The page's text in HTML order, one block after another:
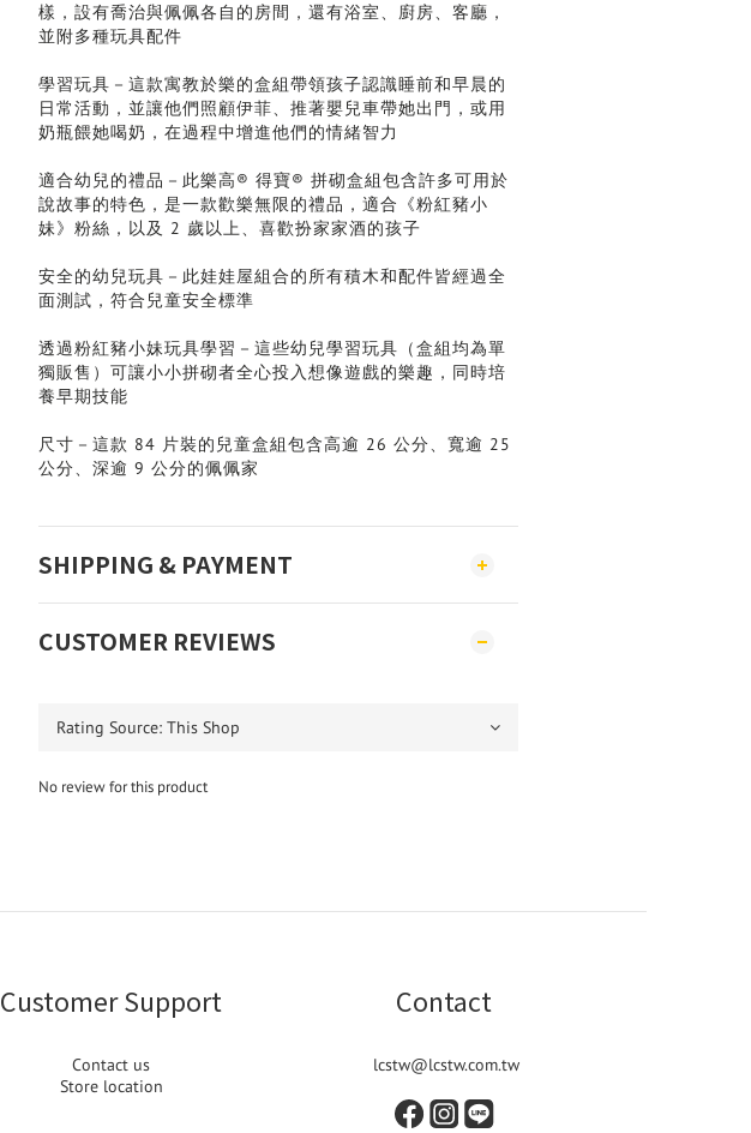
樣，設有喬治與佩佩各自的房間，還有浴室、廚房、客廳，
並附多種玩具配件
學習玩具－這款寓教於樂的盒組帶領孩子認識睡前和早晨的
日常活動，並讓他們照顧伊菲、推著嬰兒車帶她出門，或用
奶瓶餵她喝奶，在過程中增進他們的情緒智力
適合幼兒的禮品－此樂高® 得寶® 拼砌盒組包含許多可用於
說故事的特色，是一款歡樂無限的禮品，適合《粉紅豬小
妹》粉絲，以及 2 歲以上、喜歡扮家家酒的孩子
安全的幼兒玩具－此娃娃屋組合的所有積木和配件皆經過全
面測試，符合兒童安全標準
透過粉紅豬小妹玩具學習－這些幼兒學習玩具（盒組均為單
獨販售）可讓小小拼砌者全心投入想像遊戲的樂趣，同時培
養早期技能
尺寸－這款 84 片裝的兒童盒組包含高逾 26 公分、寬逾 25
公分、深逾 9 公分的佩佩家
SHIPPING & PAYMENT
CUSTOMER REVIEWS
No review for this product
Customer Support
Contact us
Store location
Contact
lcstw@lcstw.com.tw